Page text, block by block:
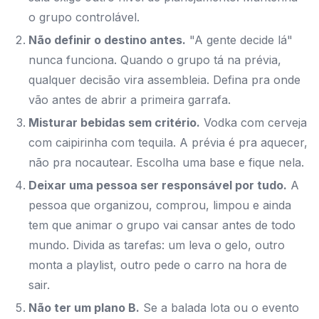
o grupo controlável.
Não definir o destino antes. "A gente decide lá"
nunca funciona. Quando o grupo tá na prévia,
qualquer decisão vira assembleia. Defina pra onde
vão antes de abrir a primeira garrafa.
Misturar bebidas sem critério. Vodka com cerveja
com caipirinha com tequila. A prévia é pra aquecer,
não pra nocautear. Escolha uma base e fique nela.
Deixar uma pessoa ser responsável por tudo. A
pessoa que organizou, comprou, limpou e ainda
tem que animar o grupo vai cansar antes de todo
mundo. Divida as tarefas: um leva o gelo, outro
monta a playlist, outro pede o carro na hora de
sair.
Não ter um plano B. Se a balada lota ou o evento